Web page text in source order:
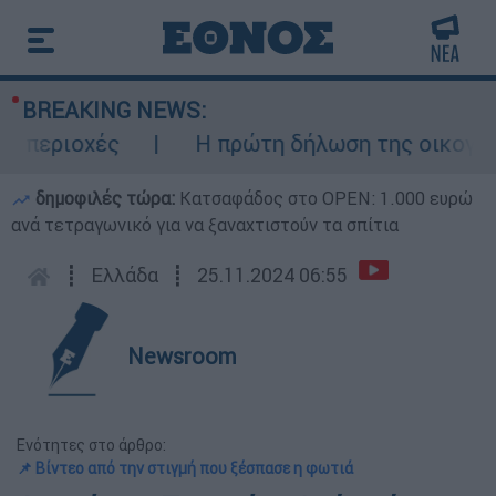
BREAKING NEWS:
Η πρώτη δήλωση της
δημοφιλές τώρα: Κατσαφάδος στο OPEN: 1.000 ευρώ
ανά τετραγωνικό για να ξαναχτιστούν τα σπίτια
┋ Ελλάδα ┋ 25.11.2024 06:55
Newsroom
Ενότητες στο άρθρο:
📌 Βίντεο από την στιγμή που ξέσπασε η φωτιά